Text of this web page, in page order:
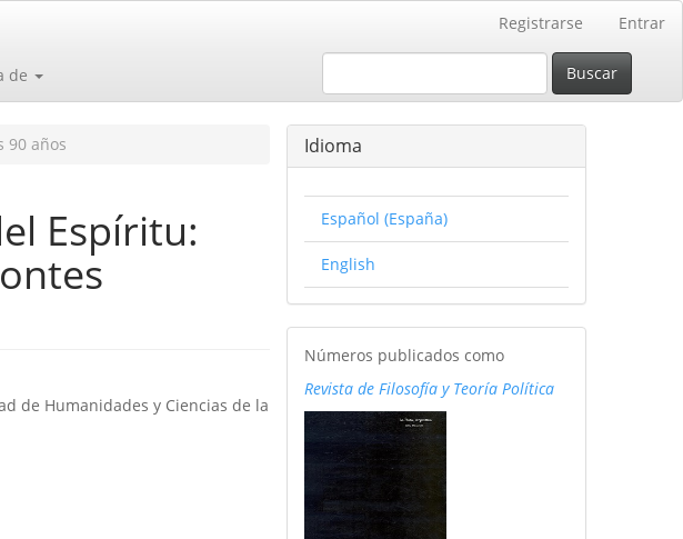
Registrarse Entrar
de Buscar
90 años
Espíritu:
de Humanidades y Ciencias de la
Idioma
Español (España)
English
RFyTP
Números publicados como
Revista de Filosofía y Teoría Política